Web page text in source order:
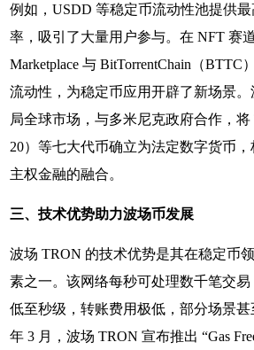
例如，USDD 等稳定币流动性池提供
率，吸引了大量用户参与。在 NFT 赛
Marketplace 与 BitTorrentChain（
流动性，为稳定币应用开辟了新场景
局全球市场，与多米尼克政府合作，
20）等七大代币确立为法定数字货币
主权金融的融合。
三、技术优势助力波场币发展
波场 TRON 的技术优势是其在稳定币
素之一。该网络每秒可处理数千笔交易
低至秒级，转账费用极低，部分场景甚
年 3 月，波场 TRON 宣布推出 “Gas